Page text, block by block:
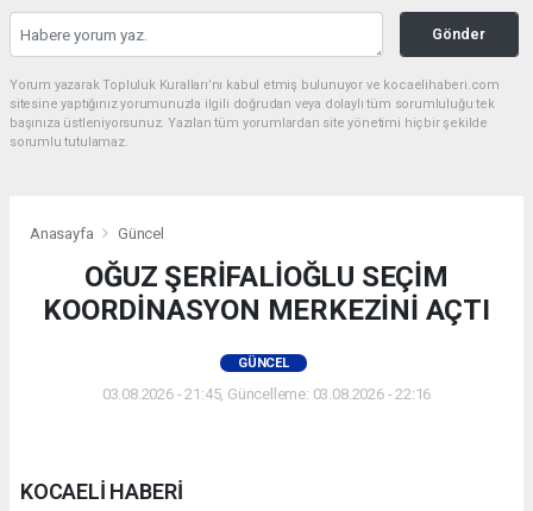
Gönder
Yorum yazarak Topluluk Kuralları’nı kabul etmiş bulunuyor ve kocaelihaberi.com
sitesine yaptığınız yorumunuzla ilgili doğrudan veya dolaylı tüm sorumluluğu tek
başınıza üstleniyorsunuz. Yazılan tüm yorumlardan site yönetimi hiçbir şekilde
sorumlu tutulamaz.
Anasayfa Güncel
OĞUZ ŞERİFALİOĞLU SEÇİM
KOORDİNASYON MERKEZİNİ AÇTI
GÜNCEL
03.08.2026 - 21:45, Güncelleme: 03.08.2026 - 22:16
KOCAELİ HABERİ